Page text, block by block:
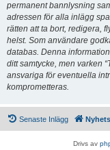
permanent bannlysning
adressen för alla inlägg
rätten att ta bort, redigera,
helst. Som användare
databas. Denna
ditt samtycke, men varken
ansvariga för eventuella
komprometteras.
Senaste Inlägg
Drivs av